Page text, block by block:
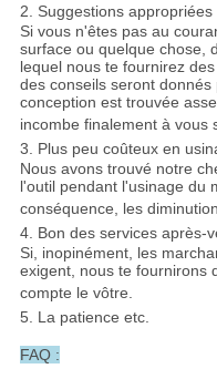
2. Suggestions appropriées
Si vous n'êtes pas au
surface ou quelque chose,
lequel nous te fournirez
des conseils seront
conception est trouvée
incombe finalement à vous
3. Plus peu coûteux en
Nous avons trouvé notre
l'outil pendant l'usinage du
conséquence, les
4. Bon des services après-
Si, inopinément, les
exigent, nous te fournirons
compte le vôtre.
5. La patience etc.
FAQ :